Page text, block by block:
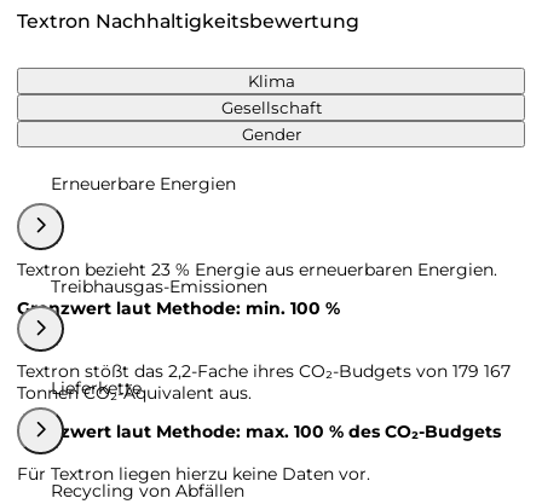
Textron Nachhaltigkeitsbewertung
Klima
Gesellschaft
Gender
Erneuerbare Energien
Textron bezieht 23 % Energie aus erneuerbaren Energien.
Grenzwert laut Methode: min. 100 %
Treibhausgas-Emissionen
Textron stößt das 2,2-Fache ihres CO₂-Budgets von 179 167
Tonnen CO₂-Äquivalent aus.
Grenzwert laut Methode: max. 100 % des CO₂-Budgets
Lieferkette
Für Textron liegen hierzu keine Daten vor.
Recycling von Abfällen